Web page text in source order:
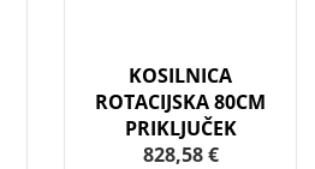
KOSILNICA
ROTACIJSKA 80CM
PRIKLJUČEK
828,58 €